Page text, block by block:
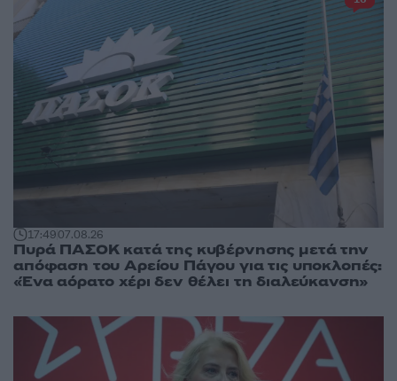
17:4907.08.26
Πυρά ΠΑΣΟΚ κατά της κυβέρνησης μετά την
απόφαση του Αρείου Πάγου για τις υποκλοπές:
«Ένα αόρατο χέρι δεν θέλει τη διαλεύκανση»